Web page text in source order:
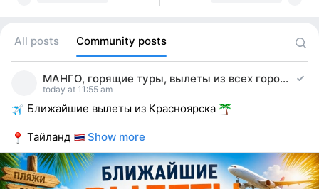
All posts Community posts
МАНГО, горящие туры, вылеты из всех городов РФ
today at 11:55 am
Ближайшие вылеты из Красноярска
Тайланд Show more